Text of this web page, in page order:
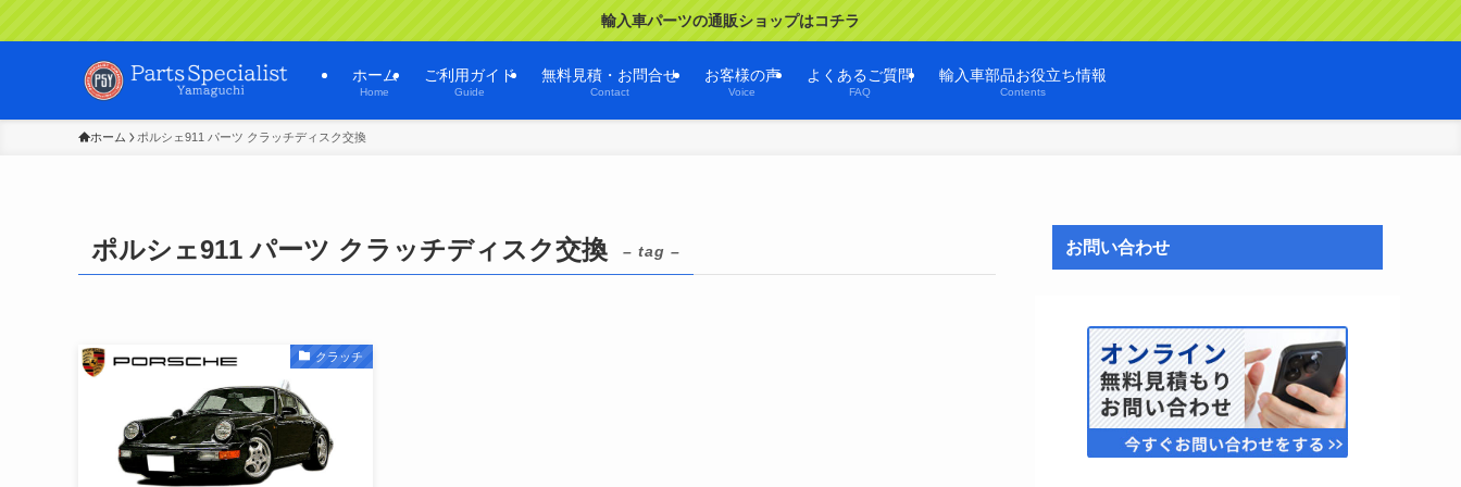
輸入車パーツの通販ショップはコチラ
ホーム
Home
ご利用ガイド
Guide
無料見積・お問合せ
Contact
お客様の声
Voice
よくあるご質問
FAQ
輸入車部品お役立ち情報
Contents
ホーム ポルシェ911 パーツ クラッチディスク交換
ポルシェ911 パーツ クラッチディスク交換 – tag –
クラッチ
お問い合わせ